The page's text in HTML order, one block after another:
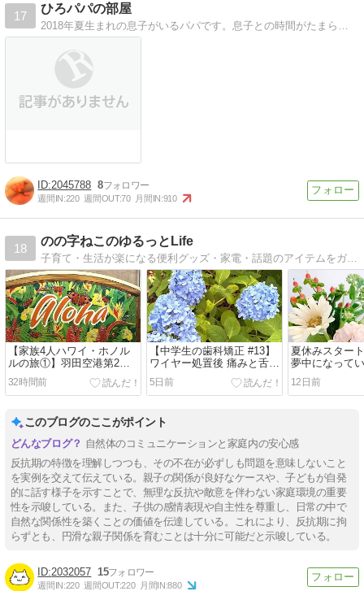
17
ひろパパの部屋
2018年夏生まれの息子がいるパパです。息子との時間がたまらなく楽しい。そんな息子との日々のブログです。初めての子育て奮闘中ですwww 楽しいコト・面白いコト・幸せなコトって溢れているよね☆それを見つけるコト・気付くコト♪
2045788 8
週間IN:220 週間OUT:70 月間IN:910
18
のの字ねこのゆるっとLife
子育て・生活が楽になる便利グッズ・家電・話題のアイテムをガチレポ＆紹介！ユルく働く家事が苦手な2児のママ。
【家族4人ハワイ・ホノル
ルの旅①】羽田空港第2タ
ーミナル国際線＆ANAホノ
ルル便の機内食と機内での
過ごし方
32時間前
【中学生の歯科矯正 #13】
ワイヤー処置後 痛みと舌の
傷に苦しんだ1週間
5日前
夏休みスター
夢中になって
12日前
このブログのここがポイント
自然体のコミュニケーションと家庭内の安心感
反抗期の特徴を理解しつつも、その不在が必ずしも問題を意味しないこと
を実例を交えて伝えている。親子の関係が良好なケースや、子どもが自発
的に話す様子を示すことで、無理な反抗や敵意を伴わない家庭環境の重要
性を示唆している。また、子供の感情表現や自主性を尊重し、日常の中で
自然な関係性を築くことの価値を伝達している。これにより、反抗期に拘
らずとも、円滑な親子関係を育むことは十分に可能だと示唆している。
2032057 15
週間IN:220 週間OUT:220 月間IN:880